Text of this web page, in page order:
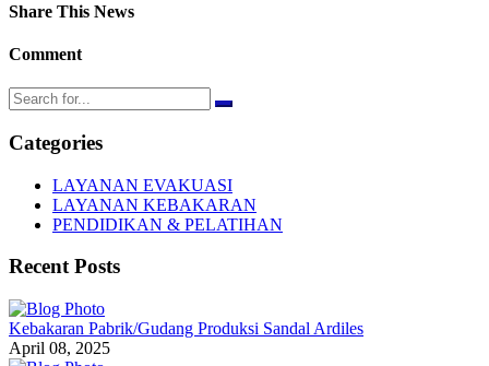
Share This News
Comment
Categories
LAYANAN EVAKUASI
LAYANAN KEBAKARAN
PENDIDIKAN & PELATIHAN
Recent Posts
Kebakaran Pabrik/Gudang Produksi Sandal Ardiles
April 08, 2025